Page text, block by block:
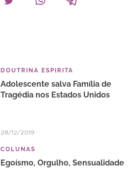
DOUTRINA ESPIRITA
Adolescente salva Família de
Tragédia nos Estados Unidos
28/12/2019
COLUNAS
Egoísmo, Orgulho, Sensualidade